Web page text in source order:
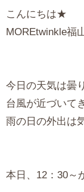
こんにちは★
MOREtwinkle福
今日の天気は曇
台風が近づいて
雨の日の外出は
本日、12：30～